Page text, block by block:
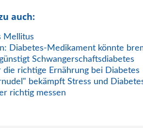
auch:
Mellitus
Diabetes-Medikament könnte
Schwangerschaftsdiabetes
die richtige Ernährung bei Diabetes
bekämpft Stress und
richtig messen